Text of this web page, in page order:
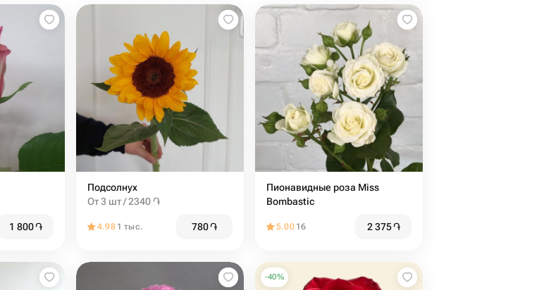
1 800֏
Подсолнух
От 3 шт / 2340 ֏
4.98 1 тыс. 780֏
Пионавидные роза Miss
Bombastic
5.00 16 2 375֏
-40%